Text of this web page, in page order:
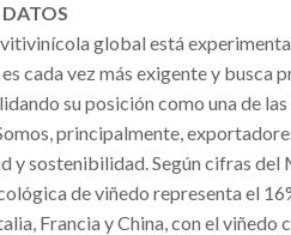
global está
cada vez más exigente y busca
su posición como una de
principalmente,
y sostenibilidad. Según cifras
de viñedo representa el
Francia y China, con el